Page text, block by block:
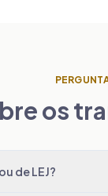
os
de LEJ?